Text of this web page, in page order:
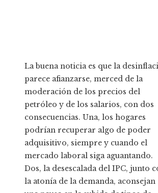
La buena noticia es que la
parece afianzarse, merced de la
moderación de los precios del
petróleo y de los salarios, con dos
consecuencias. Una, los hogares
podrían recuperar algo de poder
adquisitivo, siempre y cuando el
mercado laboral siga aguantando.
Dos, la desescalada del IPC, junto
la atonía de la demanda, aconsejan